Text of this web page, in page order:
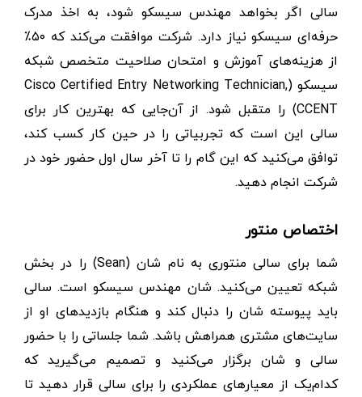
سالی اگر بخواهد مهندس سیسکو شود،‌ به اخذ مدرک
حرفه‌ای سیسکو نیاز دارد. شرکت موافقت می‌کند که ۵۰٪
از هزینه‌های آموزش و امتحان صلاحیت متخصص شبکه
سیسکو (Cisco Certified Entry Networking Technician,
CCENT) را متقبل شود. از آن‌جایی که بهترین کار برای
سالی این است که تجربیاتی را در حین کار کسب کند،
توافق می‌کنید که این گام را تا آخر سال اول حضور خود در
شرکت انجام دهید.
اختصاص منتور
شما برای سالی منتوری به نام شان (Sean) را در بخش
شبکه تعیین می‌کنید. شان مهندس سیسکو است. سالی
باید پیوسته شان را دنبال کند و هنگام بازدیدهای او از
سایت‌های مشتری همراهش باشد. شما جلساتی را با حضور
سالی و شان برگزار می‌کنید و تصمیم می‌گیرید که
کدام‌یک از معیارهای عملکردی را برای سالی قرار دهید تا